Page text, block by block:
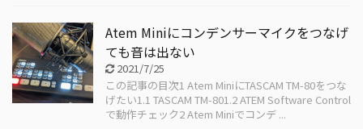
Atem Miniにコンデンサーマイクをつなげ
ても音は出ない
2021/7/25
この記事の目次1 Atem MiniにTASCAM TM-80をつな
げたい1.1 TASCAM TM-801.2 ATEM Software Control
で動作チェック2 Atem Miniでコンデ ...